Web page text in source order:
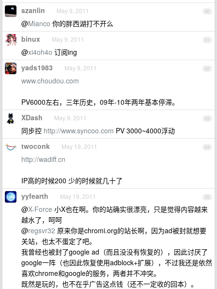
80
szanlin May 9, 2011
@Mianco 你的胖西湖打不开么
81
binux May 9, 2011
@xi4oh4o 订阅ing
82
yads1983 May 9, 2011
www.choudou.com
PV6000左右，三年历史，09年-10年两年基本停滞。
83
XDash May 9, 2011
同步控 http://www.syncoo.com PV 3000~4000浮动
84
twoconk May 19, 2011
http://wadiff.cn
IP高的时候200 少的时候就几十了
85
yyfearth May 19, 2011
@X-Force 小X也在啊。你的站确实很漂亮，只是觉得内容越来
越水了，呵呵
@regsvr32 原来你是chromi.org的站长啊，因为ad被封就想要
关站，也太不蛋定了吧。
我曾经也被封了google ad（而且没没有恢复的），因此讨厌了
google一阵（也因此恢复使用adblock+扩展），不过我还是依然
喜欢chrome和google的服务，两者并不冲突。
既然是玩的，也不在乎广告这点钱（还不一定收的回本）。